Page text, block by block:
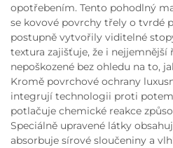
opotřebením. Tento pohodlný
se kovové povrchy třely o tvrdé
postupně vytvořily viditelné
textura zajišťuje, že i nejjemnější
nepoškozené bez ohledu na to,
Kromě povrchové ochrany
integrují technologii proti
potlačuje chemické reakce
Speciálně upravené látky
absorbuje sírové sloučeniny a